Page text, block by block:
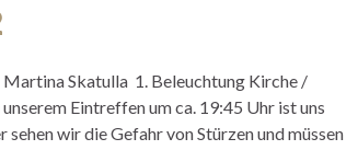
Skatulla 1. Beleuchtung Kirche /
Eintreffen um ca. 19:45 Uhr ist uns
wir die Gefahr von Stürzen und müssen